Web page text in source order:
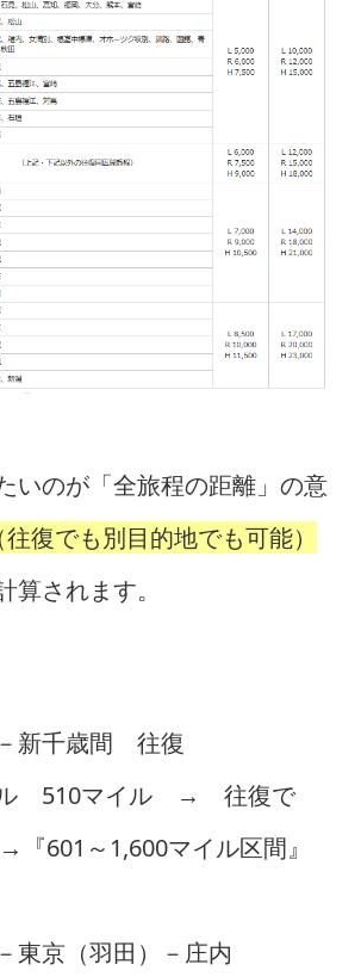
いのが「全旅程の距離」の意
復でも別目的地でも可能）
算されます。
新千歳間 往復
ル 510マイル → 往復で
601～1,600マイル区間』
東京（羽田）－庄内